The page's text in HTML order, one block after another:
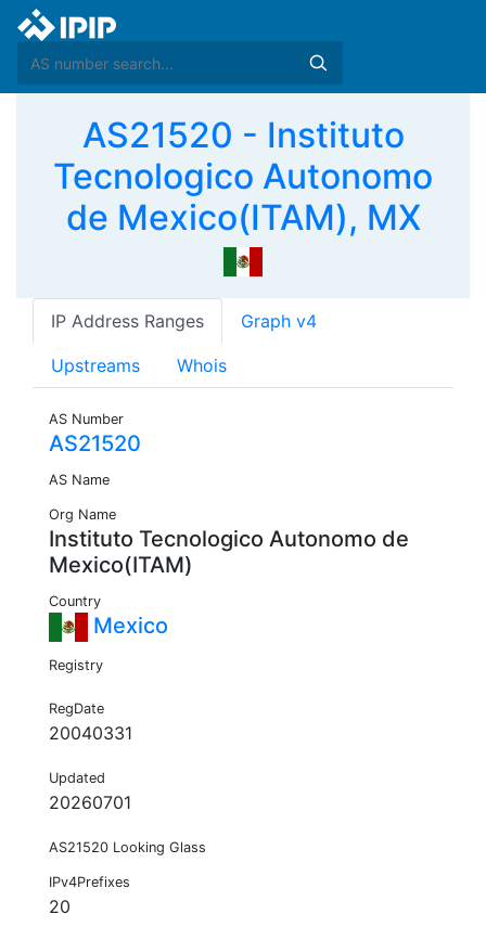
AS21520 - Instituto
Tecnologico Autonomo
de Mexico(ITAM), MX
IP Address Ranges Graph v4
Upstreams Whois
AS Number
AS21520
AS Name
Org Name
Instituto Tecnologico Autonomo de
Mexico(ITAM)
Country
Mexico
Registry
RegDate
20040331
Updated
20260701
AS21520 Looking Glass
IPv4Prefixes
20